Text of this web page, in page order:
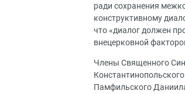
ради сохранения
конструктивному
что «диалог должен
внецерковной
Члены Священного
Памфильского